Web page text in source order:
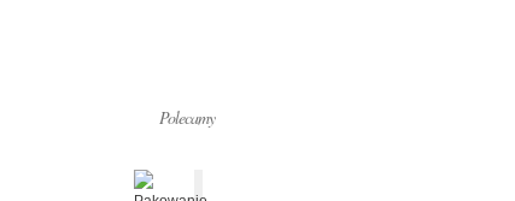
Polecamy